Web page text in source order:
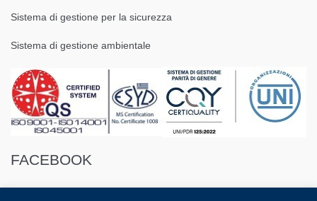
Sistema di gestione per la sicurezza
Sistema di gestione ambientale
FACEBOOK